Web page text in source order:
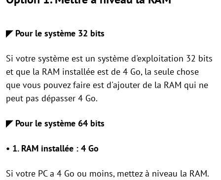
◤ Pour le système 32 bits
Si votre système est un système d'exploitation 32 bits
et que la RAM installée est de 4 Go, la seule chose
que vous pouvez faire est d'ajouter de la RAM qui ne
peut pas dépasser 4 Go.
◤ Pour le système 64 bits
• 1. RAM installée : 4 Go
Si votre PC a 4 Go ou moins, mettez à niveau la RAM.